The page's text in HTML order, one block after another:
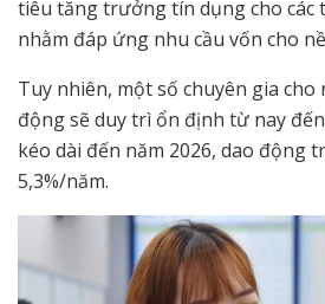
tiêu tăng trưởng tín dụng cho các
nhằm đáp ứng nhu cầu vốn cho
Tuy nhiên, một số chuyên gia cho
động sẽ duy trì ổn định từ nay
kéo dài đến năm 2026, dao động
5,3%/năm.